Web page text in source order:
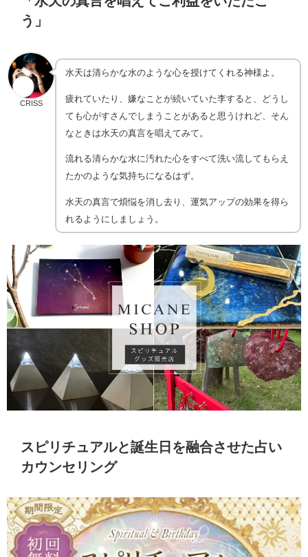
う」
CRISS
水天は清らかな水のような心を授けてくれる神様よ。
疲れていたり、嫌なことが続いていた李すると、どうし
ても心がすさんでしまうことがあると思うけれど、そん
なときは水天の真言を唱えてみて。
流れる清らかな水に汚れた心をすべて洗い流してもらえ
たかのような気持ちになるはず。
水天の真言で煩悩を消し去り、運気アップの効果を得ら
れるようにしましょう。
スピリチュアルと誕生日を融合させた占い
カウンセリング